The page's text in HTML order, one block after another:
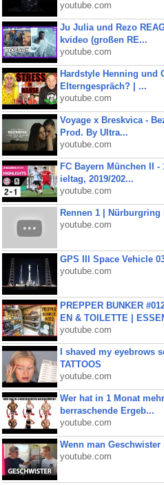
youtube.com
Ju Julia und Rezo
kvideo (großen RE...
youtube.com
Hardstyle Henning und
Elterngespräch? | ...
youtube.com
Voyage x Breskvica -
Prod. By Ultra...
youtube.com
FC Bayern München II -
ieltag, 2019/202...
youtube.com
Rennen 1 | Nürburgring
youtube.com
GPS III Space Vehicle
youtube.com
PREPPER BUNKER
EN & TOILETTE |
youtube.com
I shaved my eyebrows
TATTOOS
youtube.com
Wer hat in 1 Monat
berraschende Ergeb...
youtube.com
Wenn man Geschwister
youtube.com